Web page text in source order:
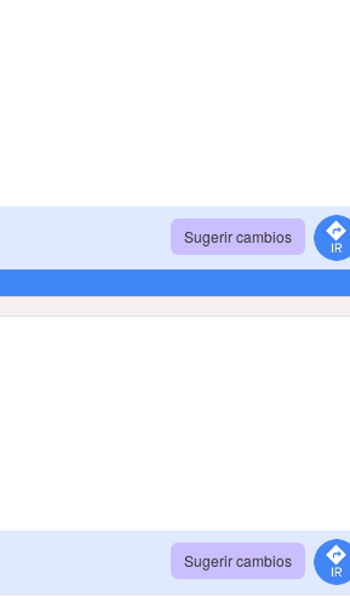
Sugerir cambios
Sugerir cambios